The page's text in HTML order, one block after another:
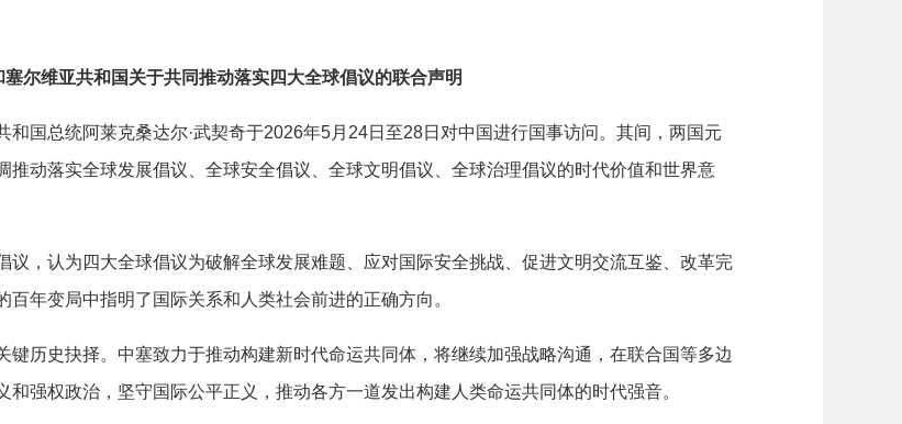
尔维亚共和国关于共同推动落实四大全球倡议的联合声明
总统阿莱克桑达尔·武契奇于2026年5月24日至28日对中国进行国事访问。其间，两国元
动落实全球发展倡议、全球安全倡议、全球文明倡议、全球治理倡议的时代价值和世界意
，认为四大全球倡议为破解全球发展难题、应对国际安全挑战、促进文明交流互鉴、改革完
年变局中指明了国际关系和人类社会前进的正确方向。
史抉择。中塞致力于推动构建新时代命运共同体，将继续加强战略沟通，在联合国等多边
强权政治，坚守国际公平正义，推动各方一道发出构建人类命运共同体的时代强音。